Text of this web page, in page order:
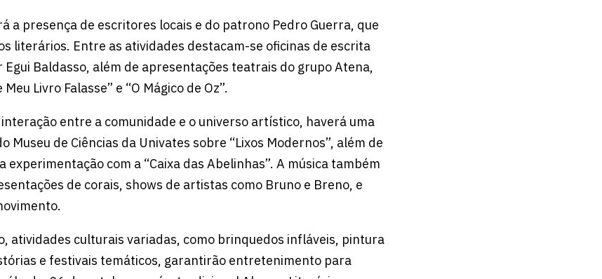
a presença de escritores locais e do patrono Pedro Guerra, que
literários. Entre as atividades destacam-se oficinas de escrita
Baldasso, além de apresentações teatrais do grupo Atena,
Livro Falasse” e “O Mágico de Oz”.
entre a comunidade e o universo artístico, haverá uma
Museu de Ciências da Univates sobre “Lixos Modernos”, além de
experimentação com a “Caixa das Abelinhas”. A música também
de corais, shows de artistas como Bruno e Breno, e
atividades culturais variadas, como brinquedos infláveis, pintura
e festivais temáticos, garantirão entretenimento para